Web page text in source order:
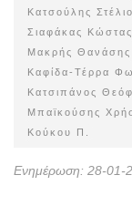
Κατσούλης
Σιαφάκας Κώστας
Μακρής Θανάσης
Καφίδα-Τέρρα
Κατσιπάνος
Μπαϊκούσης
Κούκου Π.
Ενημέρωση: 28-01-